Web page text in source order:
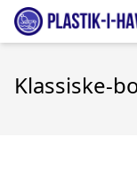
Klassiske-